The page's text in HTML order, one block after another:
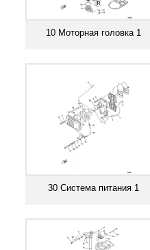
10 Моторная головка 1
30 Система питания 1